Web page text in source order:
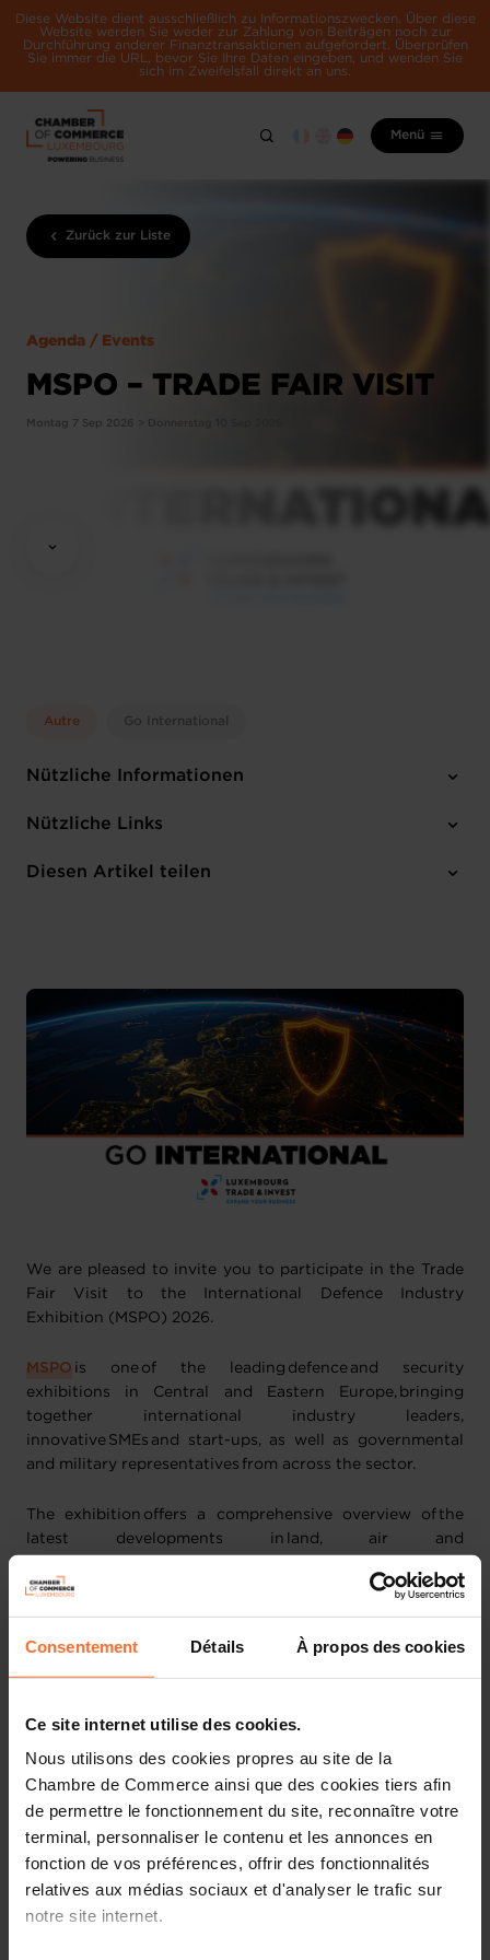
Consentement Détails À propos des cookies
Ce site internet utilise des cookies.
Nous utilisons des cookies propres au site de la
Chambre de Commerce ainsi que des cookies tiers afin
de permettre le fonctionnement du site, reconnaître votre
terminal, personnaliser le contenu et les annonces en
fonction de vos préférences, offrir des fonctionnalités
relatives aux médias sociaux et d'analyser le trafic sur
notre site internet.
Diese Website dient ausschließlich zu Informationszwecken. Über diese
Website werden Sie weder zur Zahlung von Beiträgen noch zur
Durchführung anderer Finanztransaktionen aufgefordert. Überprüfen
Sie immer die URL, bevor Sie Ihre Daten eingeben, und wenden Sie
sich im Zweifelsfall direkt an uns.
Menü
Zurück zur Liste
Agenda / Events
MSPO – TRADE FAIR VISIT
Montag 7 Sep 2026 > Donnerstag 10 Sep 2026
Autre Go International
Nützliche Informationen
Montag 7 Sep 2026 > Donnerstag 10 Sep 2026
Nützliche Links
Anmelden
Diesen Artikel teilen
We are pleased to invite you to participate in the Trade
Fair Visit to the International Defence Industry
Exhibition (MSPO) 2026.
MSPO is one of the leading defence and security
exhibitions in Central and Eastern Europe, bringing
together international industry leaders,
innovative SMEs and start-ups, as well as governmental
and military representatives from across the sector.
The exhibition offers a comprehensive overview of the
latest developments in land, air and
cybersecurity, defence technologies, digital security and
evolving market needs and emerging technological
Place:Kielce & Krákow
For Luxembourg-based companies, this visit will allow to
explore new business and partnership prospects,
strengthen international networks, and engage exposure
with key stakeholders from across the global defence